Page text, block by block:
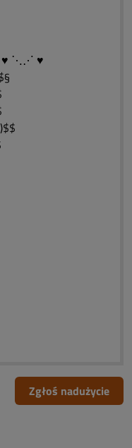
♥ ⋱⋰ ♥
Zgłoś nadużycie